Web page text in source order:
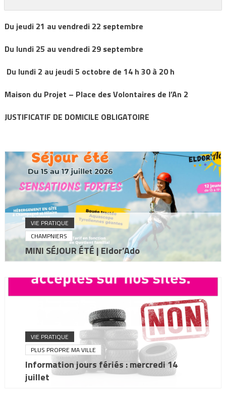
Du jeudi 21 au vendredi 22 septembre
Du lundi 25 au vendredi 29 septembre
Du lundi 2 au jeudi 5 octobre de 14 h 30 à 20 h
Maison du Projet – Place des Volontaires de l’An 2
JUSTIFICATIF DE DOMICILE OBLIGATOIRE
VIE PRATIQUE
CHAMPNIERS
MINI SÉJOUR ÉTÉ | Eldor’Ado
VIE PRATIQUE
PLUS PROPRE MA VILLE
Information jours fériés : mercredi 14
juillet